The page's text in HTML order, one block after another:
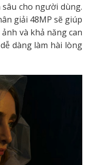
cho người dùng.
giải 48MP sẽ giúp
và khả năng can
dàng làm hài lòng